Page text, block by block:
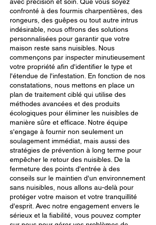
confronté à des fourmis charpentières, des
rongeurs, des guêpes ou tout autre intrus
indésirable, nous offrons des solutions
personnalisées pour garantir que votre
maison reste sans nuisibles. Nous
commençons par inspecter minutieusement
votre propriété afin d'identifier le type et
l'étendue de l'infestation. En fonction de nos
constatations, nous mettons en place un
plan de traitement ciblé qui utilise des
méthodes avancées et des produits
écologiques pour éliminer les nuisibles de
manière sûre et efficace. Notre équipe
s'engage à fournir non seulement un
soulagement immédiat, mais aussi des
stratégies de prévention à long terme pour
empêcher le retour des nuisibles. De la
fermeture des points d'entrée à des
conseils sur le maintien d'un environnement
sans nuisibles, nous allons au-delà pour
protéger votre maison et votre tranquillité
d'esprit. Avec notre engagement envers le
sérieux et la fiabilité, vous pouvez compter